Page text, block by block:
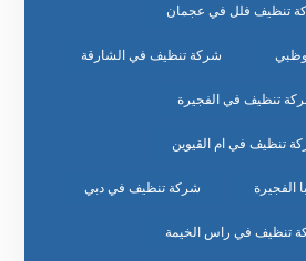
تنظيف فلل في عجمان
شركة تنظيف في الشارقة
تنظيف في الفجيرة
تنظيف في ام القيوين
الفجيرة شركة تنظيف في دبي
تنظيف في راس الخيمة